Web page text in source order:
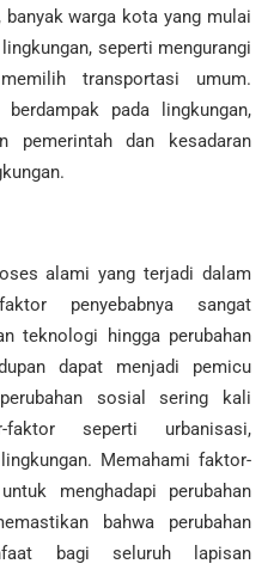
warga kota yang mulai
seperti mengurangi
transportasi umum.
pada lingkungan,
pemerintah dan kesadaran
alami yang terjadi dalam
penyebabnya sangat
teknologi hingga perubahan
dapat menjadi pemicu
sosial sering kali
seperti urbanisasi,
Memahami faktor-
menghadapi perubahan
bahwa perubahan
bagi seluruh lapisan